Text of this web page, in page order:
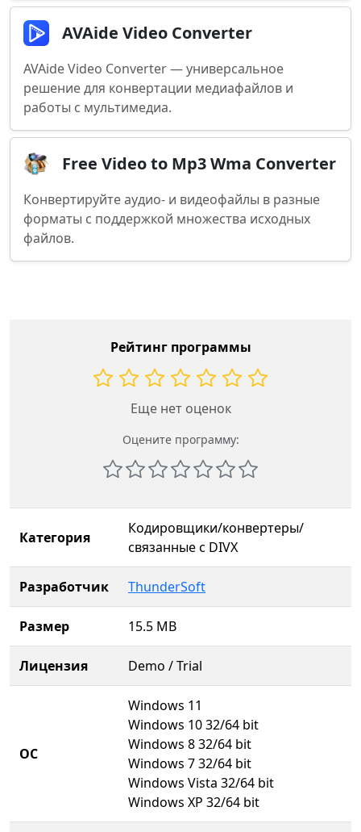
AVAide Video Converter
AVAide Video Converter — универсальное
решение для конвертации медиафайлов и
работы с мультимедиа.
Free Video to Mp3 Wma Converter
Конвертируйте аудио- и видеофайлы в разные
форматы с поддержкой множества исходных
файлов.
Рейтинг программы
Еще нет оценок
Оцените программу:
Категория
Кодировщики/конвертеры/
связанные с DIVX
Разработчик ThunderSoft
Размер 15.5 MB
Лицензия Demo / Trial
ОС
Windows 11
Windows 10 32/64 bit
Windows 8 32/64 bit
Windows 7 32/64 bit
Windows Vista 32/64 bit
Windows XP 32/64 bit